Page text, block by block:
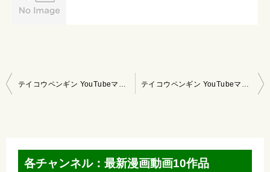
投
各チャンネル：最新漫画動画10作品